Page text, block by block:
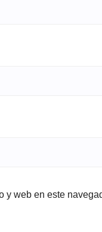
y web en este